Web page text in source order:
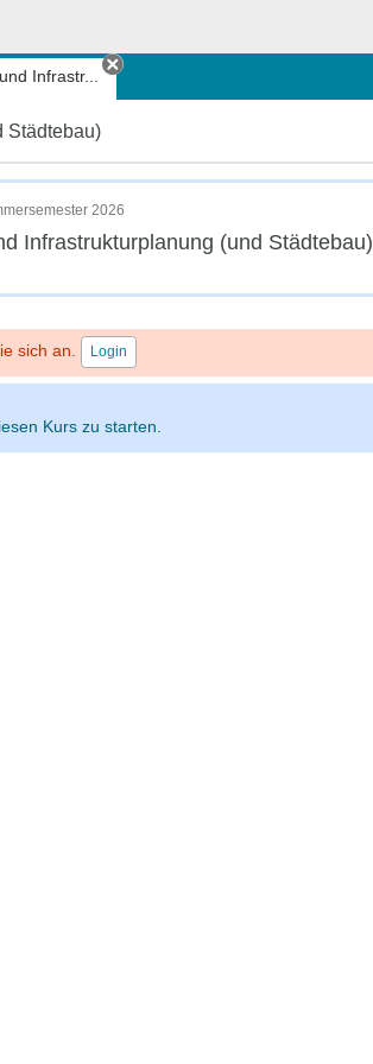
Infrastr...
Tab schließen
Städtebau)
2026
Infrastrukturplanung (und Städtebau)
sich an. Login
Kurs zu starten.